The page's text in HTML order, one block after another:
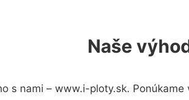
Naše
s nami – www.i-ploty.sk.